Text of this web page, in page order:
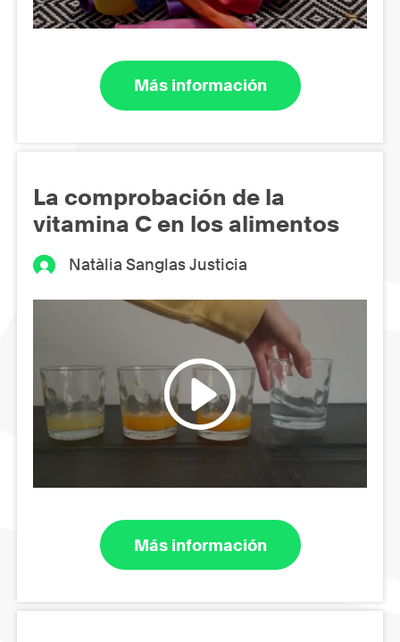
Más información
La comprobación de la
vitamina C en los alimentos
Natàlia Sanglas Justicia
Más información